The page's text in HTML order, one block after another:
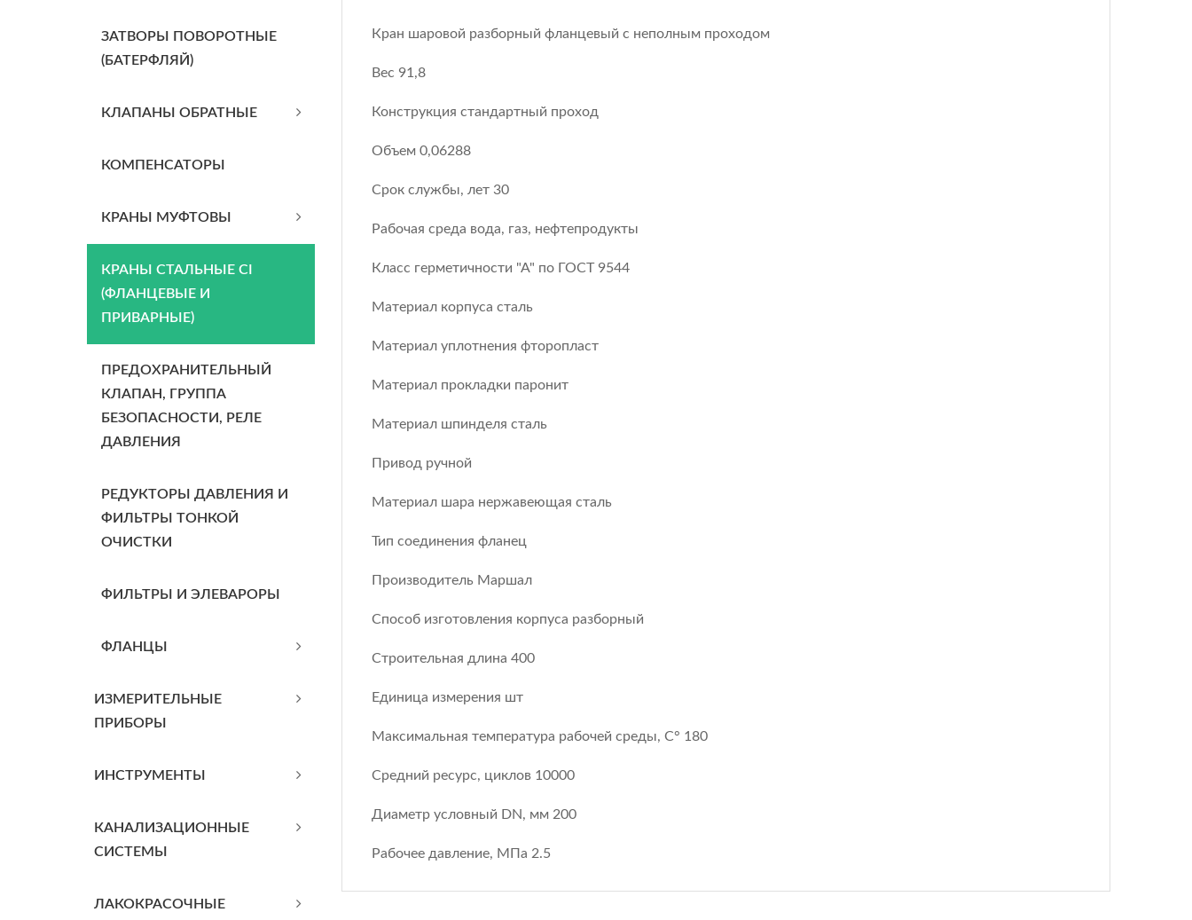
ЗАТВОРЫ ПОВОРОТНЫЕ
(БАТЕРФЛЯЙ)
КЛАПАНЫ ОБРАТНЫЕ
КОМПЕНСАТОРЫ
КРАНЫ МУФТОВЫ
КРАНЫ СТАЛЬНЫЕ CI
(ФЛАНЦЕВЫЕ И
ПРИВАРНЫЕ)
ПРЕДОХРАНИТЕЛЬНЫЙ
КЛАПАН, ГРУППА
БЕЗОПАСНОСТИ, РЕЛЕ
ДАВЛЕНИЯ
РЕДУКТОРЫ ДАВЛЕНИЯ И
ФИЛЬТРЫ ТОНКОЙ
ОЧИСТКИ
ФИЛЬТРЫ И ЭЛЕВАРОРЫ
ФЛАНЦЫ
ИЗМЕРИТЕЛЬНЫЕ
ПРИБОРЫ
ИНСТРУМЕНТЫ
КАНАЛИЗАЦИОННЫЕ
СИСТЕМЫ
ЛАКОКРАСОЧНЫЕ
Кран шаровой разборный фланцевый с неполным проходом
Вес 91,8
Конструкция стандартный проход
Объем 0,06288
Срок службы, лет 30
Рабочая среда вода, газ, нефтепродукты
Класс герметичности "А" по ГОСТ 9544
Материал корпуса сталь
Материал уплотнения фторопласт
Материал прокладки паронит
Материал шпинделя сталь
Привод ручной
Материал шара нержавеющая сталь
Тип соединения фланец
Производитель Маршал
Способ изготовления корпуса разборный
Строительная длина 400
Единица измерения шт
Максимальная температура рабочей среды, С° 180
Средний ресурс, циклов 10000
Диаметр условный DN, мм 200
Рабочее давление, МПа 2.5